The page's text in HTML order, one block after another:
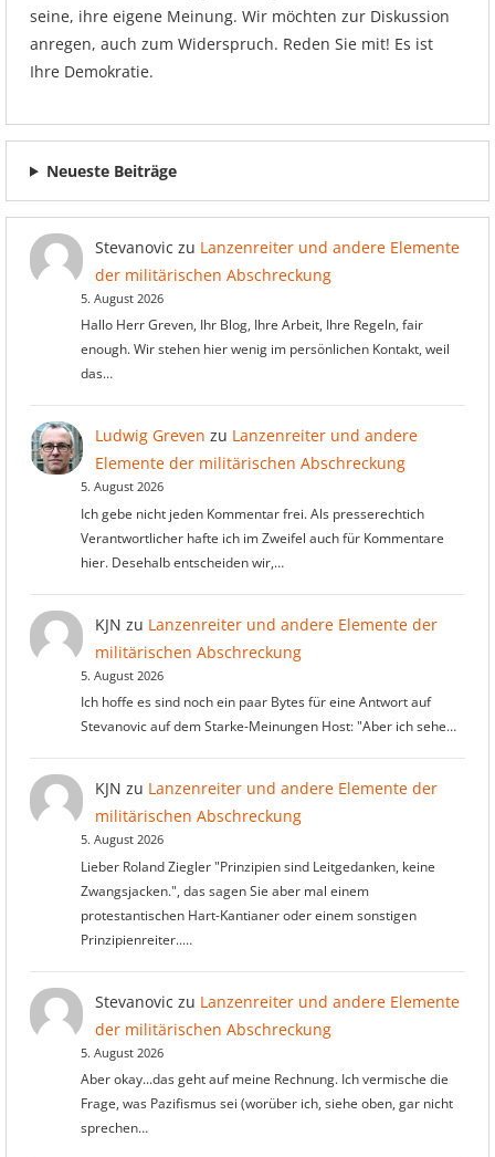
seine, ihre eigene Meinung. Wir möchten zur Diskussion
anregen, auch zum Widerspruch. Reden Sie mit! Es ist
Ihre Demokratie.
Neueste Beiträge
Stevanovic zu Lanzenreiter und andere Elemente
der militärischen Abschreckung
5. August 2026
Hallo Herr Greven, Ihr Blog, Ihre Arbeit, Ihre Regeln, fair
enough. Wir stehen hier wenig im persönlichen Kontakt, weil
das…
Ludwig Greven zu Lanzenreiter und andere
Elemente der militärischen Abschreckung
5. August 2026
Ich gebe nicht jeden Kommentar frei. Als presserechtich
Verantwortlicher hafte ich im Zweifel auch für Kommentare
hier. Desehalb entscheiden wir,…
KJN zu Lanzenreiter und andere Elemente der
militärischen Abschreckung
5. August 2026
Ich hoffe es sind noch ein paar Bytes für eine Antwort auf
Stevanovic auf dem Starke-Meinungen Host: "Aber ich sehe…
KJN zu Lanzenreiter und andere Elemente der
militärischen Abschreckung
5. August 2026
Lieber Roland Ziegler "Prinzipien sind Leitgedanken, keine
Zwangsjacken.", das sagen Sie aber mal einem
protestantischen Hart-Kantianer oder einem sonstigen
Prinzipienreiter..…
Stevanovic zu Lanzenreiter und andere Elemente
der militärischen Abschreckung
5. August 2026
Aber okay...das geht auf meine Rechnung. Ich vermische die
Frage, was Pazifismus sei (worüber ich, siehe oben, gar nicht
sprechen…